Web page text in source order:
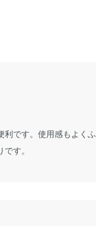
利です。使用感もよくふ
す。